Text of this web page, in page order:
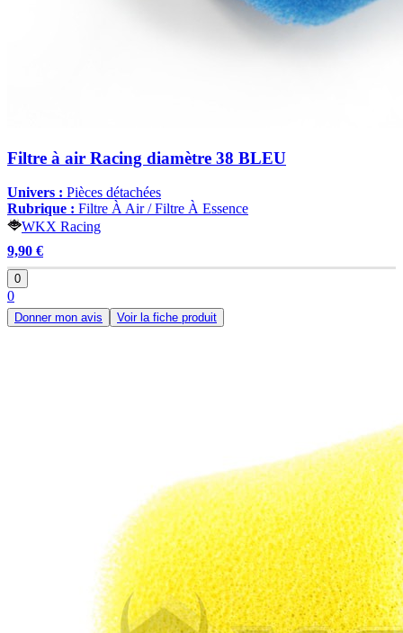
Filtre à air Racing diamètre 38 BLEU
Univers : Pièces détachées
Rubrique : Filtre À Air / Filtre À Essence
WKX Racing
9,90 €
0
0
Donner mon avis Voir la fiche produit